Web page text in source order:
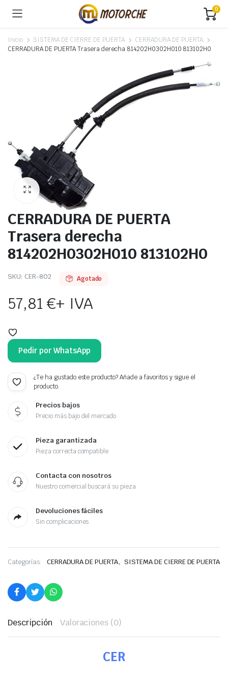
0
Inicio SISTEMA DE CIERRE DE PUERTA
CERRADURA DE PUERTA
CERRADURA DE PUERTA Trasera derecha 814202H0302H010 813102H0
CERRADURA DE PUERTA
Trasera derecha
814202H0302H010 813102H0
SKU: CER-802 Agotado
57,81€+ IVA
Pedir por WhatsApp
¿Te ha gustado este producto? Añade a favoritos y sigue el
producto.
Precios bajos
Precio más bajo del mercado
Pieza garantizada
Pieza correcta compatible
Contacta con nosotros
Nuestro comercial buscará su pieza
Devoluciones fáciles
Sin complicaciones
Categorías: CERRADURA DE PUERTA, SISTEMA DE CIERRE DE PUERTA
Descripción Valoraciones (0)
CER